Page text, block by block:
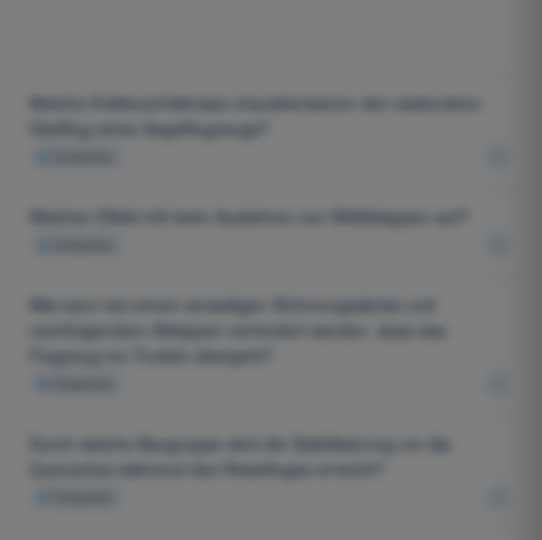
Welche Kräfteverhältnisse charakterisieren den stationären
Gleitflug eines Segelflugzeugs?
Welcher Effekt tritt beim Ausfahren von Wölbklappen auf?
Wie kann bei einem einseitigen Strömungsabriss und
nachfolgendem Abkippen verhindert werden, dass das
Flugzeug ins Trudeln übergeht?
Durch welche Baugruppe wird die Stabilisierung um die
Querachse während des Reisefluges erreicht?